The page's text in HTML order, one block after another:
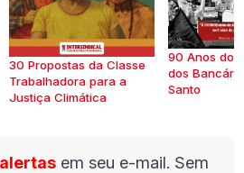
30 Propostas da Classe
Trabalhadora para a
Justiça Climática
90 Anos do
dos
Santo
alertas em seu e-mail. Sem